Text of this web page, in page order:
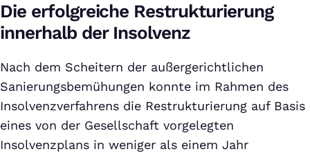
Die erfolgreiche Restrukturierung
innerhalb der Insolvenz
Nach dem Scheitern der außergerichtlichen
Sanierungsbemühungen konnte im Rahmen des
Insolvenzverfahrens die Restrukturierung auf Basis
eines von der Gesellschaft vorgelegten
Insolvenzplans in weniger als einem Jahr